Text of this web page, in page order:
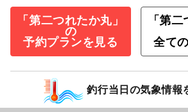
「第二つれたか丸」
の
予約プランを見る
「第
全て
釣行当日の気象情報